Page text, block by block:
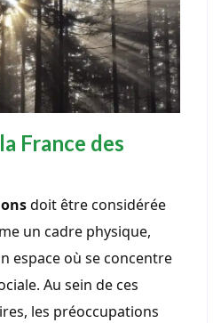
France des
doit être considérée
un cadre physique,
espace où se concentre
Au sein de ces
les préoccupations